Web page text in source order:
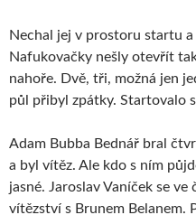
Nechal jej v prostoru startu
Nafukovačky nešly otevřít
nahoře. Dvě, tři, možná jen
půl přibyl zpátky. Startovalo
Adam Bubba Bednář bral
a byl vítěz. Ale kdo s ním
jasné. Jaroslav Vaníček se
vítězství s Brunem Belanem.